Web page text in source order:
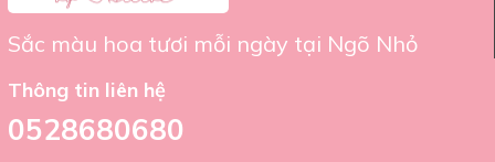
Sắc màu hoa tươi mỗi ngày tại Ngõ Nhỏ
Thông tin liên hệ
0528680680